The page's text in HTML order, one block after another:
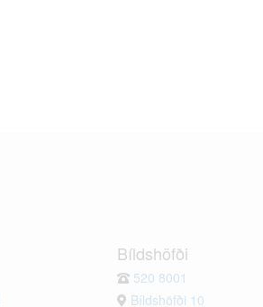
Bíldshöfði
520 8001
Bíldshöfði 10